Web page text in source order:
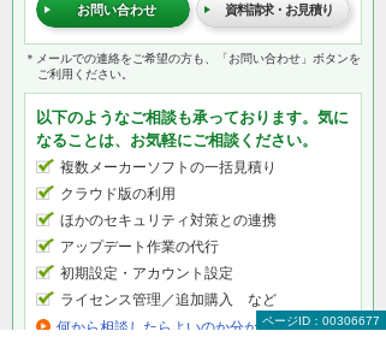
お問い合わせ 資料請求・お見積り
＊メールでの連絡をご希望の方も、「お問い合わせ」ボタンを
ご利用ください。
以下のようなご相談も承っております。気に
なることは、お気軽にご相談ください。
複数メーカーソフトの一括見積り
クラウド版の利用
ほかのセキュリティ対策との連携
アップデート作業の代行
初期設定・アカウント設定
ライセンス管理／追加購入 など
何から相談したらよいのか分からない方はこ
ページID：00306677